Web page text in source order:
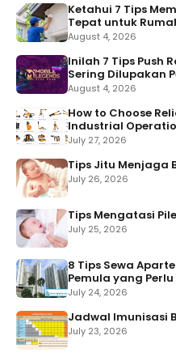
Ketahui 7 Tips
Tepat untuk
August 4, 2026
Inilah 7 Tips Push
Sering Dilupakan
August 4, 2026
How to Choose
Industrial
July 27, 2026
Tips Jitu Menjaga
July 26, 2026
Tips Mengatasi
July 25, 2026
8 Tips Sewa
Pemula yang
July 24, 2026
Jadwal Imunisasi
July 23, 2026